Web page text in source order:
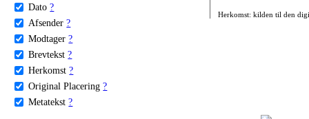
Dato ?
Afsender ?
Modtager ?
Brevtekst ?
Herkomst ?
Original Placering ?
Metatekst ?
Herkomst: kilden til den